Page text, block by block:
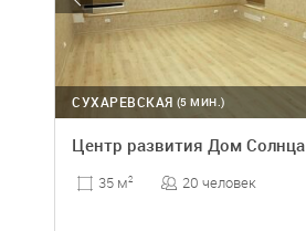
(5 МИН.)
СУХАРЕВСКАЯ
Центр развития Дом Солнца
35 м2 20 человек